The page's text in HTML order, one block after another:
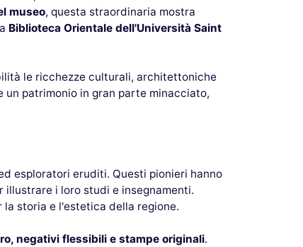
museo, questa straordinaria mostra
Biblioteca Orientale dell'Università Saint
le ricchezze culturali, architettoniche
patrimonio in gran parte minacciato,
esploratori eruditi. Questi pionieri hanno
i loro studi e insegnamenti.
storia e l'estetica della regione.
negativi flessibili e stampe originali.